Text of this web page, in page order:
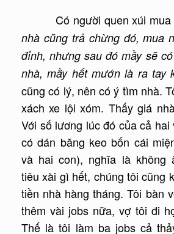
Có người quen xúi mua
nhà cũng trả chừng đó, mua
đỉnh, nhưng sau đó mầy sẽ
nhà, mầy hết mướn là ra tay
cũng có lý, nên có ý tìm nhà.
xách xe lội xóm. Thấy giá
Với số lương lúc đó của cả
có dán băng keo bốn cái
và hai con), nghĩa là không
tiêu xài gì hết, chúng tôi cũng
tiền nhà hàng tháng. Tôi bàn
thêm vài jobs nữa, vợ tôi đi
Thế là tôi làm ba jobs cả